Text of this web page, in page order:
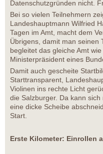
Datenschutzgründen nicht.
Bei so vielen Teilnehmern
Landeshauptmann Wilfried
Tagen im Amt, macht dem
Übrigens, damit man seinen
begleitet das gleiche Amt
Ministerpräsident eines
Damit auch gescheite
Starttransparent,
Violinen ins rechte Licht
die Salzburger. Da kann
eine dicke Scheibe
Start.
Erste Kilometer: Einrollen